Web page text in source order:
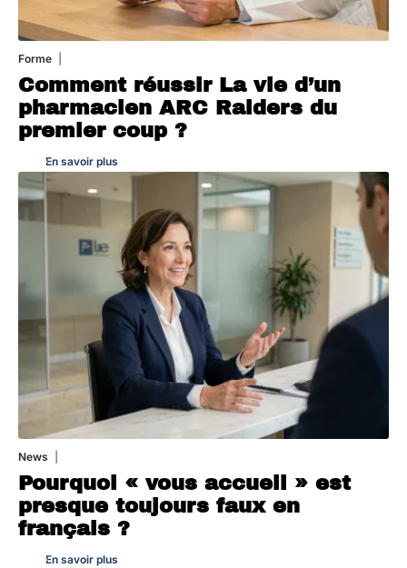
Forme
Comment réussir La vie d’un
pharmacien ARC Raiders du
premier coup ?
En savoir plus
News
Pourquoi « vous accueil » est
presque toujours faux en
français ?
En savoir plus